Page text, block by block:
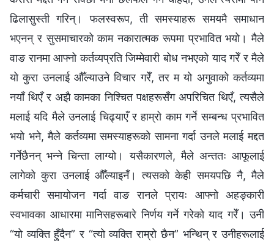
ढिलासुस्ती गरिन्। फलस्वरूप, ती समस्याहरू समयमै समाधान
भएनन् र सुसमाचारको काम नकारात्मक रूपमा प्रभावित भयो। मैले
वाङ रानमा आफ्नो कर्तव्यप्रति जिम्मेवारी बोध नभएको याद गरेँ र मैले
यो कुरा उनलाई औँल्याउने विचार गरेँ, तर म यो अगुवाको कर्तव्यमा
नयाँ थिएँ र अझै कामका निश्चित पक्षहरूसँग अपरिचित थिएँ, त्यसैले
मलाई यदि मैले उनलाई चिढ्याएँ र हाम्रो काम गर्ने सम्बन्ध प्रभावित
भयो भने, मैले कर्तव्यमा समस्याहरूको सामना गर्दा उनले मलाई मद्दत
गर्नेछैनन् भन्ने चिन्ता लाग्यो। यसैकारणले, मैले अन्ततः आफूलाई
लागेको कुरा उनलाई औँल्याइनँ। त्यसको केही समयपछि नै, मैले
कर्मचारी समायोजन गर्दा वाङ रानले प्रायः आफ्नो अहङ्कारी
स्वभावका आधारमा मानिसहरूबारे निर्णय गर्ने गरेको याद गरेँ। उनी
“यो व्यक्ति हुँदैन” र “त्यो व्यक्ति राम्रो छैन” भन्थिन् र उनीहरूलाई